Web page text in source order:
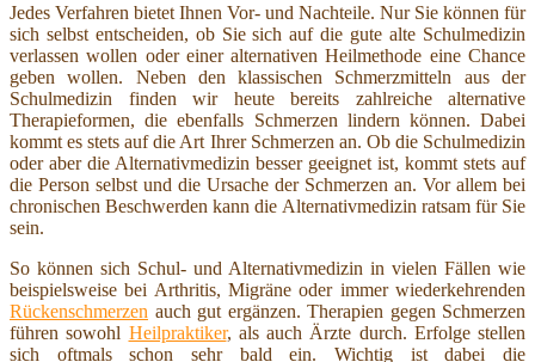
Jedes Verfahren bietet Ihnen Vor- und Nachteile. Nur Sie können für
sich selbst entscheiden, ob Sie sich auf die gute alte Schulmedizin
verlassen wollen oder einer alternativen Heilmethode eine Chance
geben wollen. Neben den klassischen Schmerzmitteln aus der
Schulmedizin finden wir heute bereits zahlreiche alternative
Therapieformen, die ebenfalls Schmerzen lindern können. Dabei
kommt es stets auf die Art Ihrer Schmerzen an. Ob die Schulmedizin
oder aber die Alternativmedizin besser geeignet ist, kommt stets auf
die Person selbst und die Ursache der Schmerzen an. Vor allem bei
chronischen Beschwerden kann die Alternativmedizin ratsam für Sie
sein.
So können sich Schul- und Alternativmedizin in vielen Fällen wie
beispielsweise bei Arthritis, Migräne oder immer wiederkehrenden
Rückenschmerzen auch gut ergänzen. Therapien gegen Schmerzen
führen sowohl Heilpraktiker, als auch Ärzte durch. Erfolge stellen
sich oftmals schon sehr bald ein. Wichtig ist dabei die